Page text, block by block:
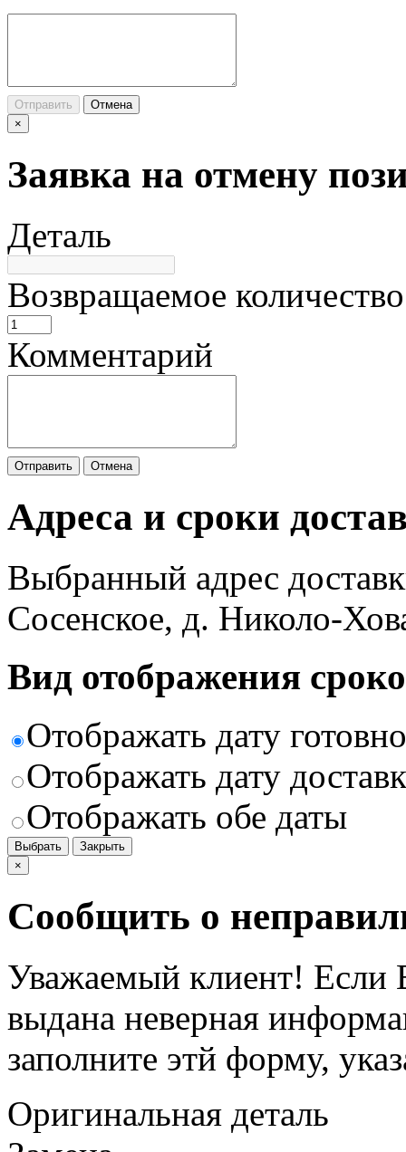
Отправить
Отмена
×
Заявка на отмену
Деталь
Возвращаемое количество
Комментарий
Отправить Отмена
Адреса и сроки
Выбранный адрес
Сосенское, д. Николо-
Вид отображения
Отображать дату
Отображать дату
Отображать обе даты
Выбрать
Закрыть
×
Сообщить о
Уважаемый клиент! Если
выдана неверная
заполните этй форму,
Оригинальная деталь